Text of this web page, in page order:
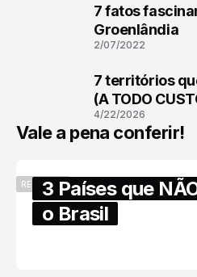
7 fatos
Groenlândia
2/07/2022
7 territórios
(A TODO
4/22/2026
Vale a pena conferir!
RECENTES3 Países que
o Brasil